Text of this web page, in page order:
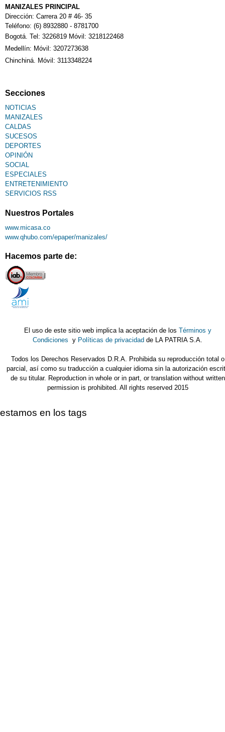
MANIZALES PRINCIPAL
Dirección: Carrera 20 # 46- 35
Teléfono: (6) 8932880 - 8781700
Bogotá. Tel: 3226819 Móvil: 3218122468
Medellín: Móvil: 3207273638
Chinchiná. Móvil: 3113348224
Secciones
NOTICIAS
MANIZALES
CALDAS
SUCESOS
DEPORTES
OPINIÓN
SOCIAL
ESPECIALES
ENTRETENIMIENTO
SERVICIOS RSS
Nuestros Portales
www.micasa.co
www.qhubo.com/epaper/manizales/
Hacemos parte de:
El uso de este sitio web implica la aceptación de los Términos y
Condiciones y Políticas de privacidad de LA PATRIA S.A.
Todos los Derechos Reservados D.R.A. Prohibida su reproducción total o
parcial, así como su traducción a cualquier idioma sin la autorización
de su titular. Reproduction in whole or in part, or translation without written
permission is prohibited. All rights reserved 2015
estamos en los tags